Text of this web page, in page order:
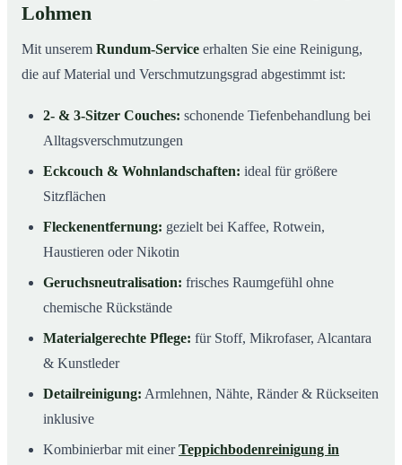
Lohmen
Mit unserem Rundum-Service erhalten Sie eine Reinigung,
die auf Material und Verschmutzungsgrad abgestimmt ist:
2- & 3-Sitzer Couches: schonende Tiefenbehandlung bei
Alltagsverschmutzungen
Eckcouch & Wohnlandschaften: ideal für größere
Sitzflächen
Fleckenentfernung: gezielt bei Kaffee, Rotwein,
Haustieren oder Nikotin
Geruchsneutralisation: frisches Raumgefühl ohne
chemische Rückstände
Materialgerechte Pflege: für Stoff, Mikrofaser, Alcantara
& Kunstleder
Detailreinigung: Armlehnen, Nähte, Ränder & Rückseiten
inklusive
Kombinierbar mit einerTeppichbodenreinigung in